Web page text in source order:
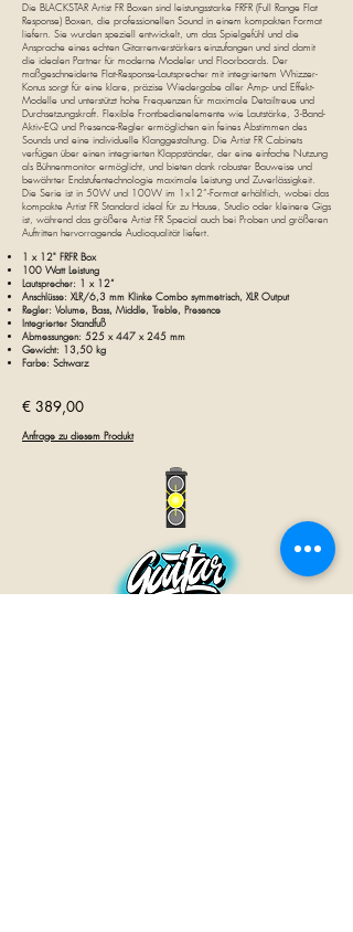
Die BLACKSTAR Artist FR Boxen sind leistungsstarke FRFR (Full Range Flat
Response) Boxen, die professionellen Sound in einem kompakten Format
liefern. Sie wurden speziell entwickelt, um das Spielgefühl und die
Ansprache eines echten Gitarrenverstärkers einzufangen und sind damit
die idealen Partner für moderne Modeler und Floorboards. Der
maßgeschneiderte Flat-Response-Lautsprecher mit integriertem Whizzer-
Konus sorgt für eine klare, präzise Wiedergabe aller Amp- und Effekt-
Modelle und unterstützt hohe Frequenzen für maximale Detailtreue und
Durchsetzungskraft. Flexible Frontbedienelemente wie Lautstärke, 3-Band-
Aktiv-EQ und Presence-Regler ermöglichen ein feines Abstimmen des
Sounds und eine individuelle Klanggestaltung. Die Artist FR Cabinets
verfügen über einen integrierten Klappständer, der eine einfache Nutzung
als Bühnenmonitor ermöglicht, und bieten dank robuster Bauweise und
bewährter Endstufentechnologie maximale Leistung und Zuverlässigkeit.
Die Serie ist in 50W und 100W im 1x12“-Format erhältlich, wobei das
kompakte Artist FR Standard ideal für zu Hause, Studio oder kleinere Gigs
ist, während das größere Artist FR Special auch bei Proben und größeren
Auftritten hervorragende Audioqualität liefert.
1 x 12" FRFR Box
100 Watt Leistung
Lautsprecher: 1 x 12“
Anschlüsse: XLR/6,3 mm Klinke Combo symmetrisch, XLR Output
Regler: Volume, Bass, Middle, Treble, Presence
Integrierter Standfuß
Abmessungen: 525 x 447 x 245 mm
Gewicht: 13,50 kg
Farbe: Schwarz
€ 389,00
Anfrage zu diesem Produkt